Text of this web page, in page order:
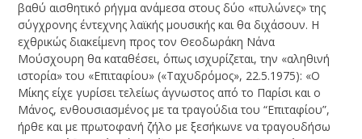
βαθύ αισθητικό ρήγμα ανάμεσα στους δύο «πυλώνες» της
σύγχρονης έντεχνης λαϊκής μουσικής και θα διχάσουν. Η
εχθρικώς διακείμενη προς τον Θεοδωράκη Νάνα
Μούσχουρη θα καταθέσει, όπως ισχυρίζεται, την «αληθινή
ιστορία» του «Επιταφίου» («Ταχυδρόμος», 22.5.1975): «Ο
Μίκης είχε γυρίσει τελείως άγνωστος από το Παρίσι και ο
Μάνος, ενθουσιασμένος με τα τραγούδια του “Επιταφίου”,
ήρθε και με πρωτοφανή ζήλο με ξεσήκωνε να τραγουδήσω